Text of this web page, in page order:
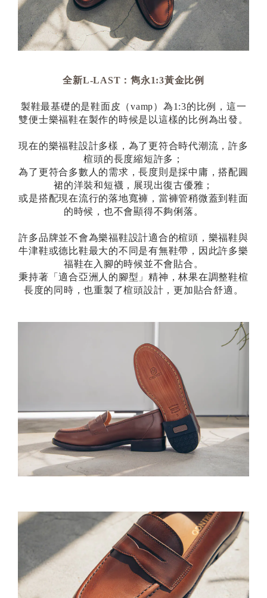
全新L-LAST：雋永1:3黃金比例
製鞋最基礎的是鞋面皮（vamp）為1:3的比例，這一
雙便士樂福鞋在製作的時候是以這樣的比例為出發。
現在的樂福鞋設計多樣，為了更符合時代潮流，許多
楦頭的長度縮短許多；
為了更符合多數人的需求，長度則是採中庸，搭配圓
裙的洋裝和短襪，展現出復古優雅；
或是搭配現在流行的落地寬褲，當褲管稍微蓋到鞋面
的時候，也不會顯得不夠俐落。
許多品牌並不會為樂福鞋設計適合的楦頭，樂福鞋與
牛津鞋或德比鞋最大的不同是有無鞋帶，因此許多樂
福鞋在入腳的時候並不會貼合。
秉持著「適合亞洲人的腳型」精神，林果在調整鞋楦
長度的同時，也重製了楦頭設計，更加貼合舒適。